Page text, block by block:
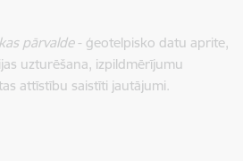
pārvalde- ģeotelpisko datu aprite,
uzturēšana, izpildmērījumu
attīstību saistīti jautājumi.